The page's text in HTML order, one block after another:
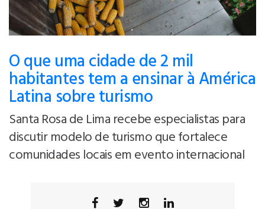
O que uma cidade de 2 mil
habitantes tem a ensinar à América
Latina sobre turismo
Santa Rosa de Lima recebe especialistas para
discutir modelo de turismo que fortalece
comunidades locais em evento internacional